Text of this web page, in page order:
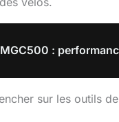
:
sur les outils